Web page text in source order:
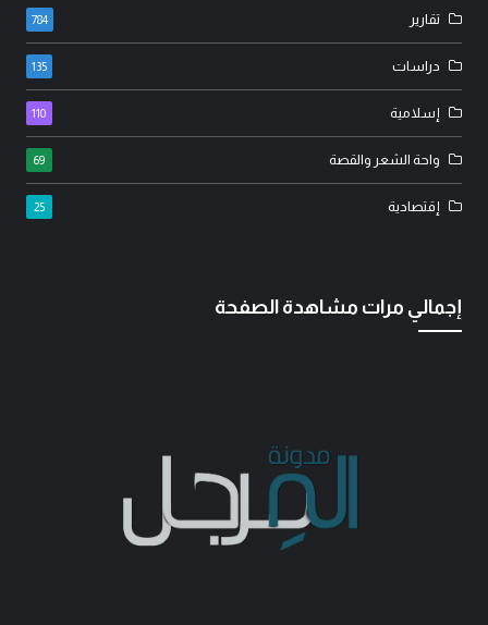
تقارير 784
دراسات 135
إسلامية 110
واحة الشعر والقصة 69
إقتصادية 25
إجمالي مرات مشاهدة الصفحة